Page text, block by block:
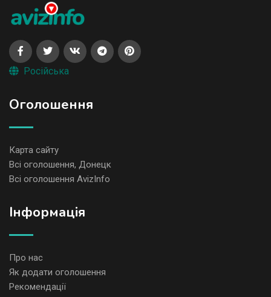
Російська
Оголошення
Карта сайту
Всі оголошення, Донецк
Всі оголошення AvizInfo
Iнформація
Про нас
Як додати оголошення
Рекомендації